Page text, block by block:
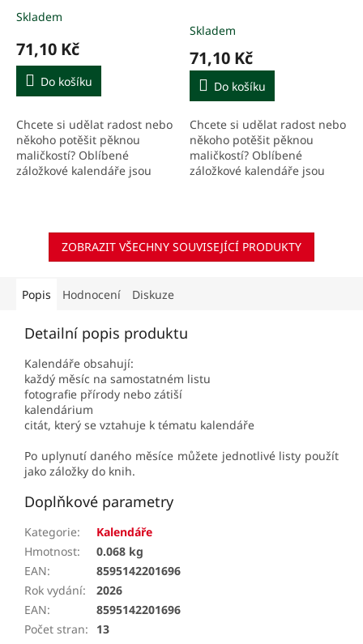
2027
Průměrné
produktu
je
5,0
z
hvězdiček.
Skladem
71,10 Kč
Do košíku
Chcete si udělat radost nebo
někoho potěšit pěknou
maličkostí? Oblíbené
záložkové kalendáře jsou
spolužáky.
Skladem
71,10 Kč
Do košíku
Chcete si udělat radost nebo
někoho potěšit pěknou
maličkostí? Oblíbené
záložkové kalendáře jsou
spolužáky.
ZOBRAZIT VŠECHNY SOUVISEJÍCÍ PRODUKTY
Popis Hodnocení Diskuze
Detailní popis produktu
Kalendáře obsahují:
každý měsíc na samostatném listu
fotografie přírody nebo zátiší
kalendárium
citát, který se vztahuje k tématu kalendáře
Po uplynutí daného měsíce můžete jednotlivé listy použít
jako záložky do knih.
Doplňkové parametry
Kategorie:
Kalendáře
Hmotnost:
0.068 kg
EAN:
8595142201696
Rok vydání:
2026
EAN:
8595142201696
Počet stran: 13